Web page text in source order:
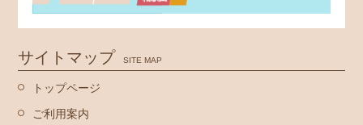
サイトマップ SITE MAP
トップページ
ご利用案内